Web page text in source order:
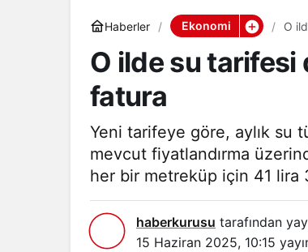
Haberler Ekonomi O
O ilde su
fatura
Yeni tarifeye göre, aylık su
mevcut fiyatlandırma
her bir metreküp için 41 lira
haberkurusu tarafından
15 Haziran 2025, 10:15